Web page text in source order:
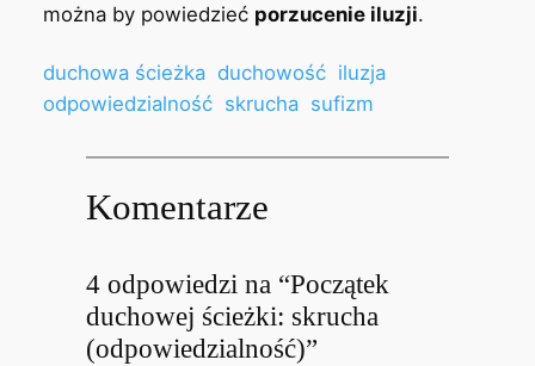
można by powiedzieć porzucenie iluzji.
duchowa ścieżka duchowość iluzja
odpowiedzialność skrucha sufizm
Komentarze
4 odpowiedzi na “Początek
duchowej ścieżki: skrucha
(odpowiedzialność)”